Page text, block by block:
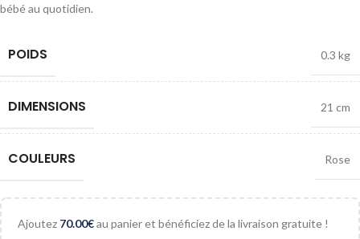
bébé au quotidien.
POIDS 0.3 kg
DIMENSIONS 21 cm
COULEURS Rose
Ajoutez 70.00€au panier et bénéficiez de la livraison gratuite !